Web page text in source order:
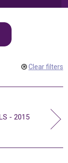
Clear filters
- 2015